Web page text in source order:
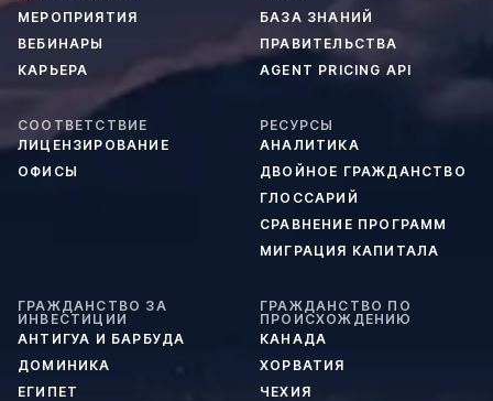
МЕРОПРИЯТИЯ
ВЕБИНАРЫ
КАРЬЕРА
БАЗА ЗНАНИЙ
ПРАВИТЕЛЬСТВА
AGENT PRICING API
СООТВЕТСТВИЕ
ЛИЦЕНЗИРОВАНИЕ
ОФИСЫ
РЕСУРСЫ
АНАЛИТИКА
ДВОЙНОЕ ГРАЖДАНСТВО
ГЛОССАРИЙ
СРАВНЕНИЕ ПРОГРАММ
МИГРАЦИЯ КАПИТАЛА
ГРАЖДАНСТВО ЗА
ИНВЕСТИЦИИ
АНТИГУА И БАРБУДА
ДОМИНИКА
ЕГИПЕТ
ГРАЖДАНСТВО ПО
ПРОИСХОЖДЕНИЮ
КАНАДА
ХОРВАТИЯ
ЧЕХИЯ